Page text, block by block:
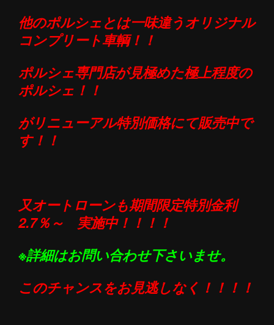
他のポルシェとは一味違うオリジナル
コンプリート車輌！！
ポルシェ専門店が見極めた極上程度の
ポルシェ！！
がリニューアル特別価格にて販売中で
す！！
又オートローンも期間限定特別金利
2.7％～
実施中！！！！
※詳細はお問い合わせ下さいませ。
このチャンスをお見逃しなく！！！！